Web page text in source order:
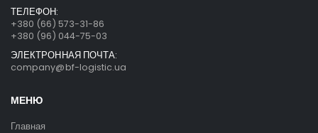
ТЕЛЕФОН:
+380 (66) 573-31-86
+380 (96) 044-75-03
ЭЛЕКТРОННАЯ ПОЧТА:
company@bf-logistic.ua
МЕНЮ
Главная